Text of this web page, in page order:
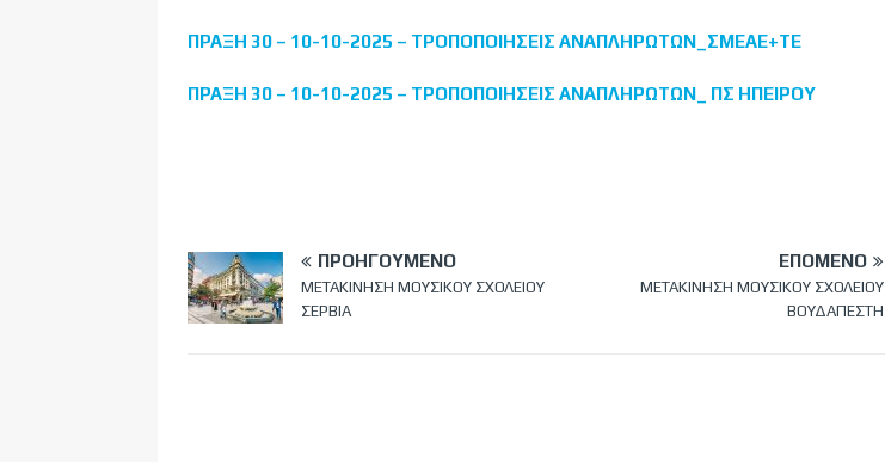
ΠΡΑΞΗ 30 – 10-10-2025 – ΤΡΟΠΟΠΟΙΗΣΕΙΣ ΑΝΑΠΛΗΡΩΤΩΝ_ΣΜΕΑΕ+ΤΕ
ΠΡΑΞΗ 30 – 10-10-2025 – ΤΡΟΠΟΠΟΙΗΣΕΙΣ ΑΝΑΠΛΗΡΩΤΩΝ_ ΠΣ ΗΠΕΙΡΟΥ
ΠΡΟΗΓΟΎΜΕΝΟ
ΜΕΤΑΚΙΝΗΣΗ ΜΟΥΣΙΚΟΥ ΣΧΟΛΕΙΟΥ
ΣΕΡΒΙΑ
ΕΠΌΜΕΝΟ
ΜΕΤΑΚΙΝΗΣΗ ΜΟΥΣΙΚΟΥ ΣΧΟΛΕΙΟΥ
ΒΟΥΔΑΠΕΣΤΗ